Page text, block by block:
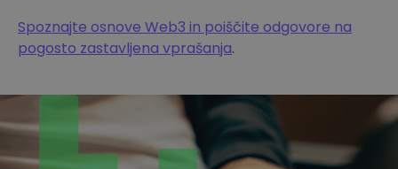
Spoznajte osnove Web3 in poiščite odgovore na
pogosto zastavljena vprašanja.